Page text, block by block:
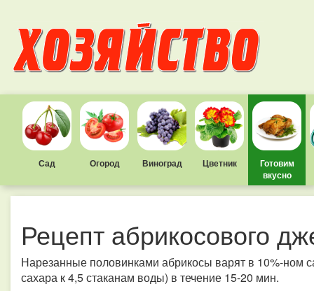
Сад Огород Виноград Цветник
Готовим
вкусно
Рецепт абрикосового
Нарезанные половинками абрикосы варят в 10%-ном
сахара к 4,5 стаканам воды) в течение 15-20 мин.